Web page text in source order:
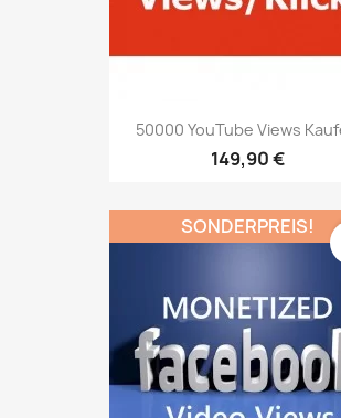
50000 YouTube Views
149,90 €
SONDERPREIS!